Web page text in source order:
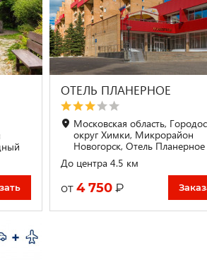
ОТЕЛЬ ПЛАНЕРНОЕ
Московская область,
округ Химки, Микрорайон
Новогорск, Отель Планерное
До центра 4.5 км
от4 750 ₽